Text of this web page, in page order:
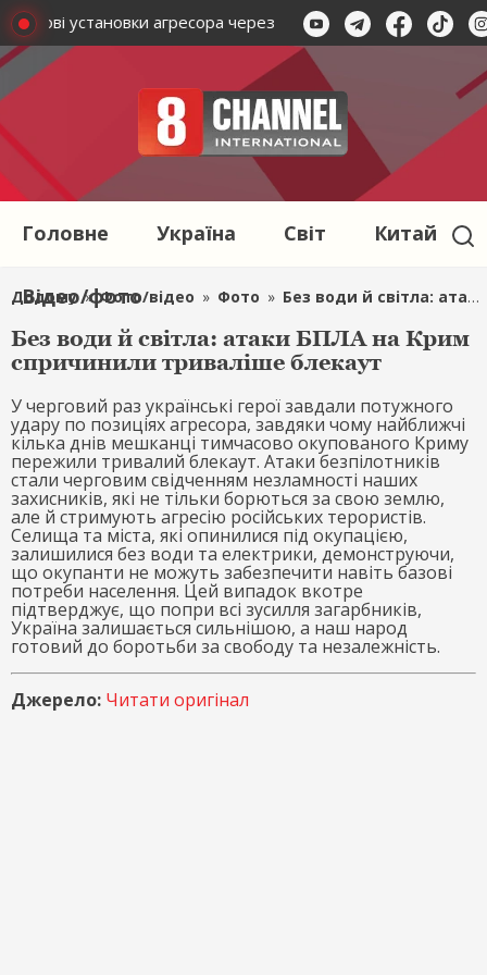
установки агресора через Starlink, але Маск проти
Головне Україна Світ Китай
Відео/фото
Додому » Фото/відео » Фото » Без води й світла: атаки БПЛА на Крим спричинили триваліше блекаут
Без води й світла: атаки БПЛА на Крим
спричинили триваліше блекаут
У черговий раз українські герої завдали потужного
удару по позиціях агресора, завдяки чому найближчі
кілька днів мешканці тимчасово окупованого Криму
пережили тривалий блекаут. Атаки безпілотників
стали черговим свідченням незламності наших
захисників, які не тільки борються за свою землю,
але й стримують агресію російських терористів.
Селища та міста, які опинилися під окупацією,
залишилися без води та електрики, демонструючи,
що окупанти не можуть забезпечити навіть базові
потреби населення. Цей випадок вкотре
підтверджує, що попри всі зусилля загарбників,
Україна залишається сильнішою, а наш народ
готовий до боротьби за свободу та незалежність.
Джерело: Читати оригінал